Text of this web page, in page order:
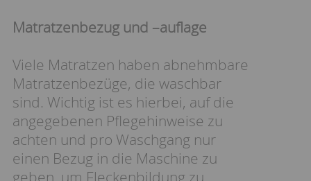
Matratzenbezug und –auflage
Viele Matratzen haben abnehmbare
Matratzenbezüge, die waschbar
sind. Wichtig ist es hierbei, auf die
angegebenen Pflegehinweise zu
achten und pro Waschgang nur
einen Bezug in die Maschine zu
geben, um Fleckenbildung zu